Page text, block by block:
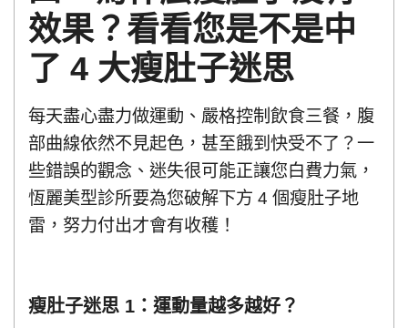
效果？看看您是不是中
了 4 大瘦肚子迷思
每天盡心盡力做運動、嚴格控制飲食三餐，腹
部曲線依然不見起色，甚至餓到快受不了？一
些錯誤的觀念、迷失很可能正讓您白費力氣，
恆麗美型診所要為您破解下方 4 個瘦肚子地
雷，努力付出才會有收穫！
瘦肚子迷思 1：運動量越多越好？